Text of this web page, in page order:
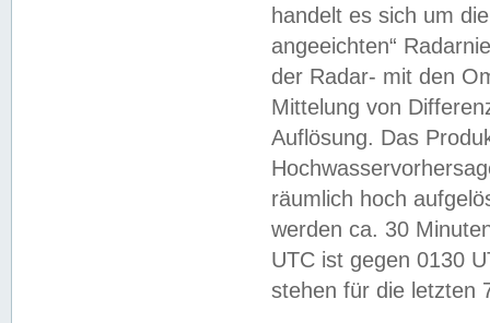
handelt es sich um
angeeichten“
der Radar- mit den
Mittelung von
Auflösung. Das
räumlich hoch
werden ca. 30
UTC ist gegen 0130
stehen für die letzten